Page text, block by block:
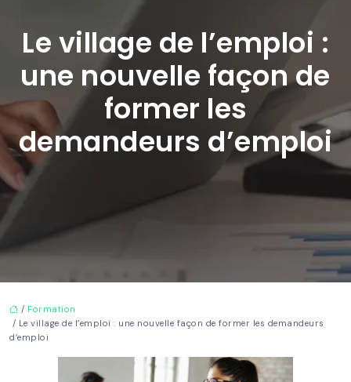
Le village de l’emploi :
une nouvelle façon de
former les
demandeurs d’emploi
/ Formation
/ Le village de l’emploi : une nouvelle façon de former les demandeurs
d’emploi